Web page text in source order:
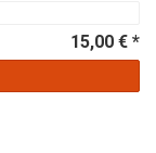
15,00 € *